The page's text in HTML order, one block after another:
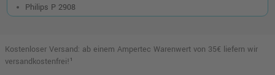
Philips P 2908
Kostenloser Versand: ab einem Ampertec Warenwert von 35€ liefern wir
versandkostenfrei!¹